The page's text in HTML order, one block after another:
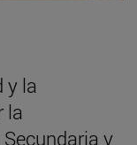
y la
la
y